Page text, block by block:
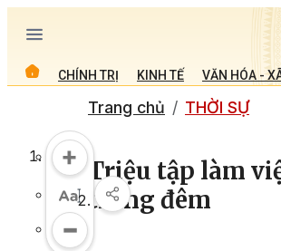
CHÍNH TRỊ KINH TẾ VĂN HÓA -
Trang chủ THỜI SỰ
Triệu tập làm
trong đêm